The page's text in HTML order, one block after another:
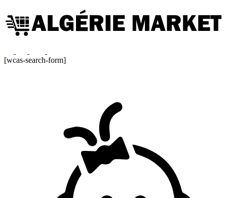
[wcas-search-form]